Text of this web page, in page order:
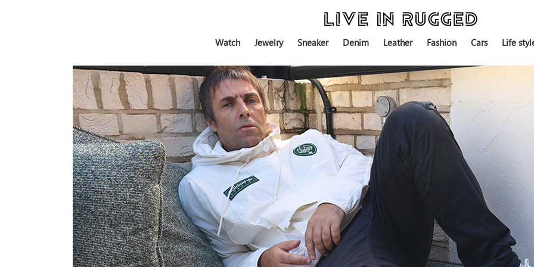
Watch Jewelry Sneaker Denim Leather Fashion Cars Life